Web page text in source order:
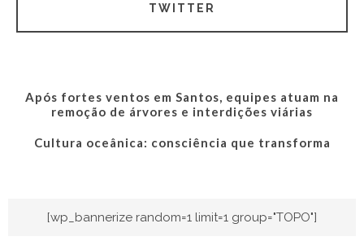
TWITTER
Após fortes ventos em Santos, equipes atuam na
remoção de árvores e interdições viárias
Cultura oceânica: consciência que transforma
[wp_bannerize random=1 limit=1 group="TOPO"]